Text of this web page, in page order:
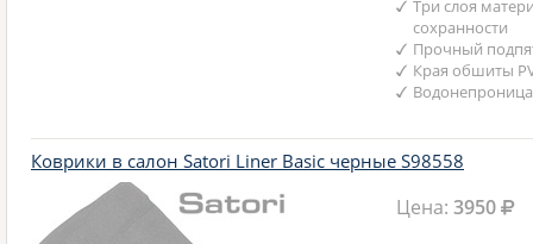
Три слоя
сохранности
Прочный
Края обшиты
Коврики в салон Satori Liner Basic черные S98558
Цена:3950